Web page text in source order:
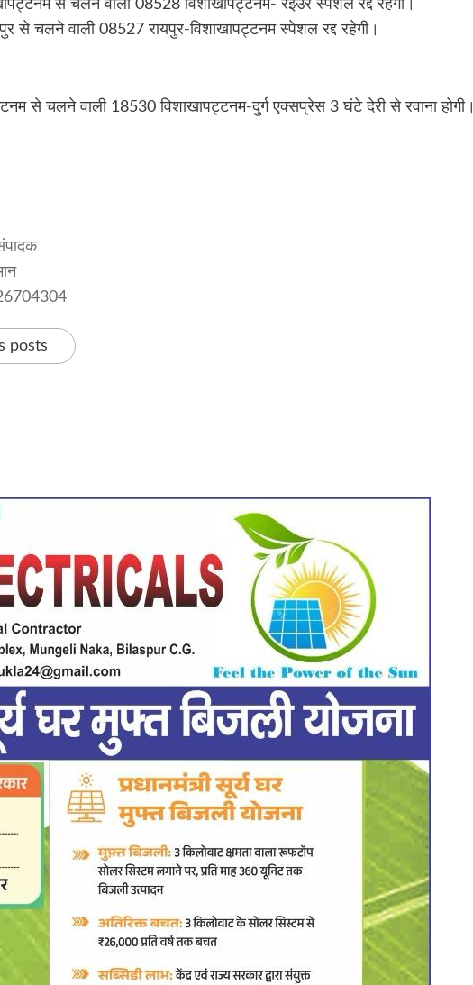
से चलने वाली 08528 विशाखापट्टनम- रईउर स्पेशल रद्द रहेगी।
से चलने वाली 08527 रायपुर-विशाखापट्टनम स्पेशल रद्द रहेगी।
से चलने वाली 18530 विशाखापट्टनम-दुर्ग एक्सप्रेस 3 घंटे देरी से रवाना होगी।
posts